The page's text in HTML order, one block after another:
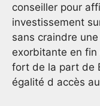
conseiller pour
investissement
sans craindre
exorbitante en
fort de la part de
égalité d accès